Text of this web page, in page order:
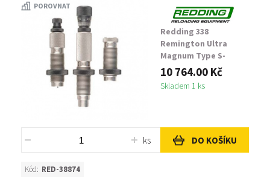
POROVNAT
Redding 338
Remington Ultra
Magnum Type S-
Match Neck Die Set
10 764.00 Kč
Skladem 1 ks
ks DO KOŠÍKU
Kód: RED-38874